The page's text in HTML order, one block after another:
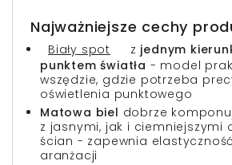
Najważniejsze cechy
Biały spot z jednym
punktem światła - model
wszędzie, gdzie potrzeba
oświetlenia punktowego
Matowa biel dobrze
z jasnymi, jak i ciemniejszymi
ścian - zapewnia
aranżacji